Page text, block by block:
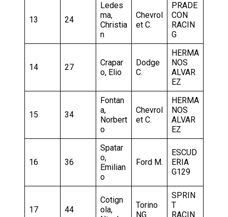
13 24
Ledes
ma,
Christia
n
Chevrol
et C.
PRADE
CON
RACIN
G
14 27
Crapar
o, Elio
Dodge
C.
HERMA
NOS
ALVAR
EZ
15 34
Fontan
a,
Norbert
o
Chevrol
et C.
HERMA
NOS
ALVAR
EZ
16 36
Spatar
o,
Emilian
o
Ford M.
ESCUD
ERIA
G129
17 44
Cotign
ola,
Torino
NG
SPRIN
T
RACIN